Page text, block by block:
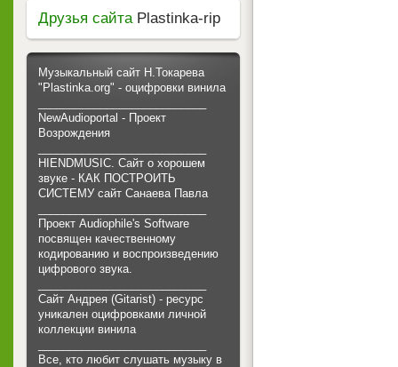
Друзья сайтаPlastinka-rip
Музыкальный сайт Н.Токарева
"Plastinka.org" - оцифровки винила
NewAudioportal - Проект
Возрождения
HIENDMUSIC. Сайт о хорошем
звуке - КАК ПОСТРОИТЬ
СИСТЕМУ сайт Санаева Павла
Проект Audiophile's Software
посвящен качественному
кодированию и воспроизведению
цифрового звука.
Сайт Андрея (Gitarist) - ресурс
уникален оцифровками личной
коллекции винила
Все, кто любит слушать музыку в